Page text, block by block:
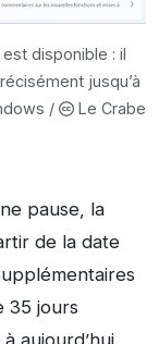
disponible : il
jusqu’à
/
Le Crabe
pause, la
de la date
35 jours